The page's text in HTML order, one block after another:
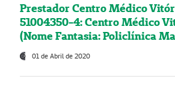
Prestador Centro Médico
51004350-4: Centro Médico
(Nome Fantasia: Policlínica
01 de Abril de 2020